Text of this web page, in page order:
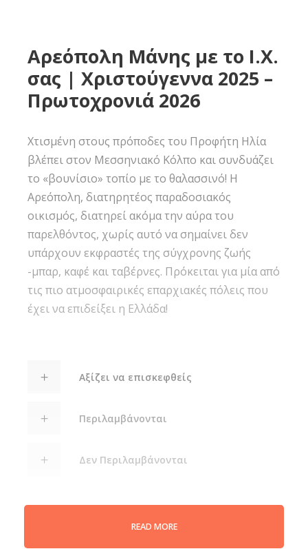
Αρεόπολη Μάνης με το Ι.Χ.
σας | Χριστούγεννα 2025 –
Πρωτοχρονιά 2026
Χτισμένη στους πρόποδες του Προφήτη Ηλία
βλέπει στον Μεσσηνιακό Κόλπο και συνδυάζει
το «βουνίσιο» τοπίο με το θαλασσινό! Η
Αρεόπολη, διατηρητέος παραδοσιακός
οικισμός, διατηρεί ακόμα την αύρα του
παρελθόντος, χωρίς αυτό να σημαίνει δεν
υπάρχουν εκφραστές της σύγχρονης ζωής
-μπαρ, καφέ και ταβέρνες. Πρόκειται για μία από
τις πιο ατμοσφαιρικές επαρχιακές πόλεις που
έχει να επιδείξει η Ελλάδα!
Αξίζει να επισκεφθείς
Περιλαμβάνονται
Δεν Περιλαμβάνονται
Σημαντική σημείωση:READ MORE